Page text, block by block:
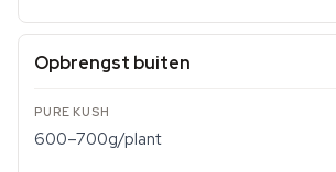
Opbrengst buiten
600–700g/plant